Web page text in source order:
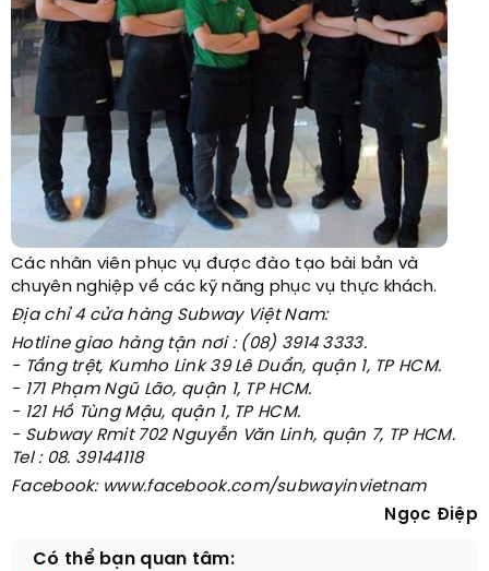
Các nhân viên phục vụ được đào tạo bài bản và
chuyên nghiệp về các kỹ năng phục vụ thực khách.
Địa chỉ 4 cửa hàng Subway Việt Nam:
Hotline giao hàng tận nơi : (08) 3914 3333.
- Tầng trệt, Kumho Link 39 Lê Duẩn, quận 1, TP HCM.
- 171 Phạm Ngũ Lão, quận 1, TP HCM.
- 121 Hồ Tùng Mậu, quận 1, TP HCM.
- Subway Rmit 702 Nguyễn Văn Linh, quận 7, TP HCM.
Tel : 08. 39144118
Facebook: www.facebook.com/subwayinvietnam
Ngọc Điệp
Có thể bạn quan tâm: